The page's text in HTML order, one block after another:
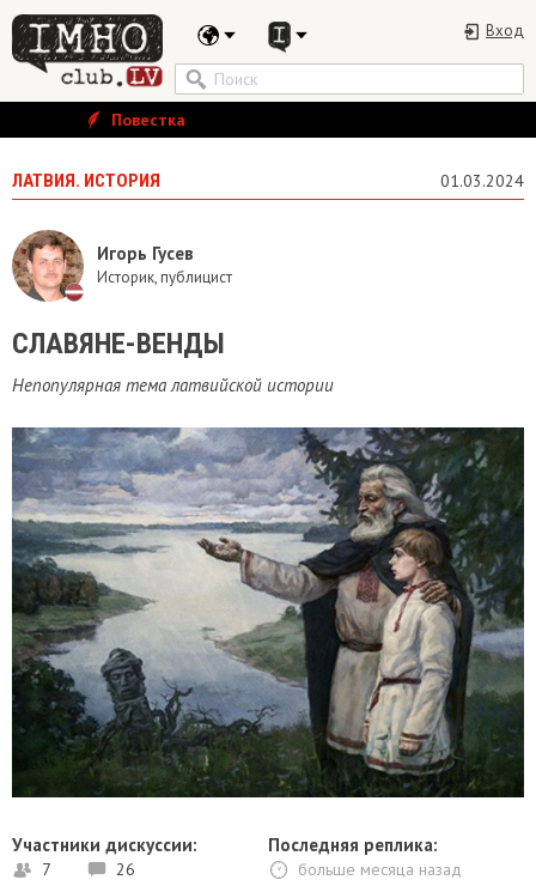
Вход
Повестка
ЛАТВИЯ. ИСТОРИЯ 01.03.2024
Игорь Гусев
Историк, публицист
СЛАВЯНЕ-ВЕНДЫ
Непопулярная тема латвийской истории
Участники дискуссии:
7 26
Последняя реплика:
больше месяца назад